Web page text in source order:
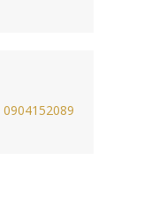
0904152089